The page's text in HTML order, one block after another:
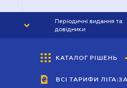
Періодичні видання та
довідники
БУХГАЛТЕР&ЗАКОН
ВІСНИК МСФЗ
КАТАЛОГ РІШЕНЬ
ВСІ ТАРИФИ